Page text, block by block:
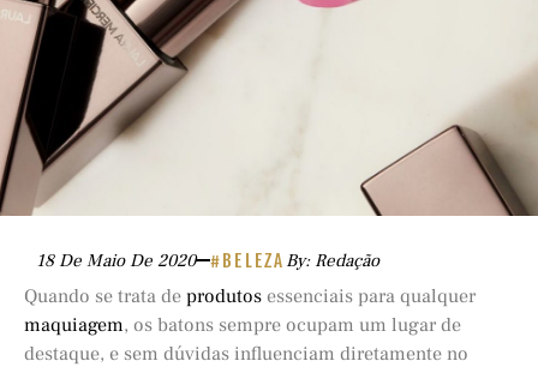
18 De Maio De 2020 #BELEZA By: Redação
Quando se trata de produtos essenciais para qualquer
maquiagem, os batons sempre ocupam um lugar de
destaque, e sem dúvidas influenciam diretamente no